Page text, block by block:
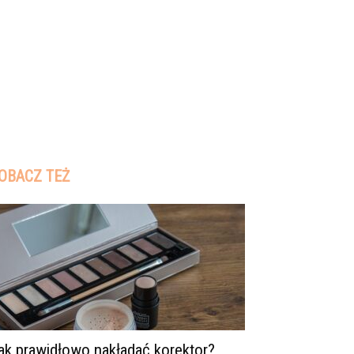
TEŻ
prawidłowo nakładać korektor?